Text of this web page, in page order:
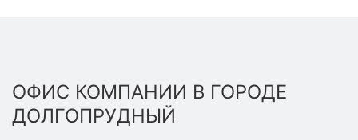
ОФИС КОМПАНИИ В ГОРОДЕ
ДОЛГОПРУДНЫЙ